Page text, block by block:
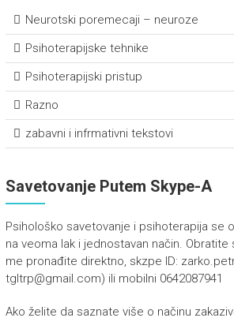
Neurotski poremecaji – neuroze
Psihoterapijske tehnike
Psihoterapijski pristup
Razno
zabavni i infrmativni tekstovi
Savetovanje Putem Skype-A
Psihološko savetovanje i psihoterapija se
na veoma lak i jednostavan način. Obratite
me pronađite direktno, skzpe ID:
tgltrp@gmail.com) ili mobilni 0642087941
Ako želite da saznate više o načinu